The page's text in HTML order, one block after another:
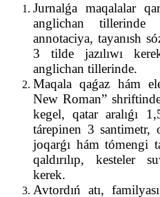
Jurnalǵa maqalalar
anglichan tillerinde
annotaciya, tayanısh
3 tilde jazılıwı
anglichan tillerinde.
Maqala qaǵaz hám
New Roman”
kegel, qatar aralıǵı
tárepinen 3 santimetr,
joqarǵı hám tómengi
qaldırılıp, kesteler
kerek.
Avtordıń atı,